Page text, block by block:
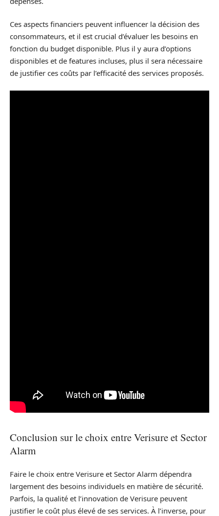
Ces aspects financiers peuvent influencer la décision des
consommateurs, et il est crucial d’évaluer les besoins en
fonction du budget disponible. Plus il y aura d’options
disponibles et de features incluses, plus il sera nécessaire
de justifier ces coûts par l’efficacité des services proposés.
Conclusion sur le choix entre Verisure et Sector
Alarm
Faire le choix entre Verisure et Sector Alarm dépendra
largement des besoins individuels en matière de sécurité.
Parfois, la qualité et l’innovation de Verisure peuvent
justifier le coût plus élevé de ses services. À l’inverse, pour